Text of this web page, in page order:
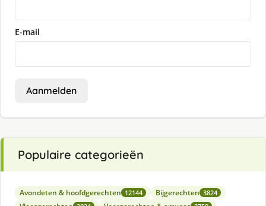
E-mail
Aanmelden
Populaire categorieën
Avondeten & hoofdgerechten 12144 Bijgerechten 3824